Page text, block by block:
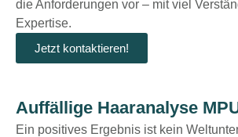
die Anforderungen vor – mit viel
Expertise.
Jetzt kontaktieren!
Auffällige Haaranalyse
Ein positives Ergebnis ist kein